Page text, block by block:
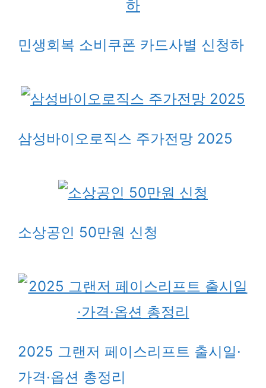
민생회복 소비쿠폰 카드사별 신청하
삼성바이오로직스 주가전망 2025
소상공인 50만원 신청
2025 그랜저 페이스리프트 출시일·
가격·옵션 총정리